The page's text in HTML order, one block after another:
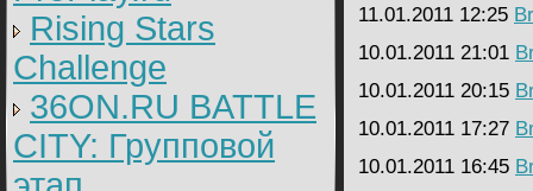
Rising Stars
Challenge
36ON.RU BATTLE
CITY: Групповой
11.01.2011 12:25
10.01.2011 21:01
10.01.2011 20:15
10.01.2011 17:27
10.01.2011 16:45